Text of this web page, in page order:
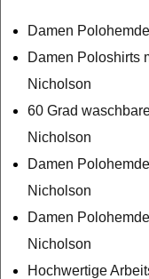
Damen
Damen Poloshirts
Nicholson
60 Grad
Nicholson
Damen
Nicholson
Damen
Nicholson
Hochwertige